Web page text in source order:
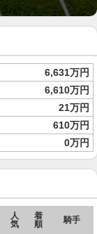
6,631万円
6,610万円
21万円
610万円
0万円
人
気
着
順
騎手